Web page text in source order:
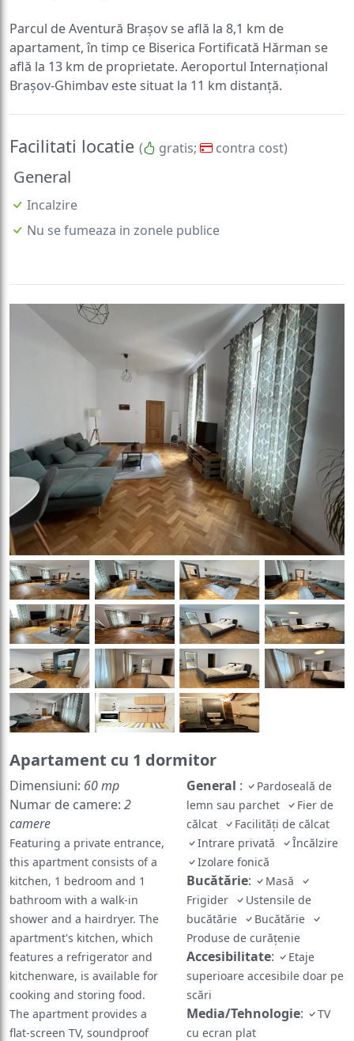
Parcul de Aventură Brașov se află la 8,1 km de
apartament, în timp ce Biserica Fortificată Hărman se
află la 13 km de proprietate. Aeroportul Internațional
Brașov-Ghimbav este situat la 11 km distanță.
Facilitati locatie ( gratis; contra cost)
General
Incalzire
Nu se fumeaza in zonele publice
Apartament cu 1 dormitor
Dimensiuni: 60 mp
Numar de camere: 2
camere
Featuring a private entrance,
this apartment consists of a
kitchen, 1 bedroom and 1
bathroom with a walk-in
shower and a hairdryer. The
apartment's kitchen, which
features a refrigerator and
kitchenware, is available for
cooking and storing food.
The apartment provides a
flat-screen TV, soundproof
General :
Pardoseală de
lemn sau parchet
Fier de
călcat
Facilităţi de călcat
Intrare privată
Încălzire
Izolare fonică
Bucătărie:
Masă
Frigider
Ustensile de
bucătărie
Bucătărie
Produse de curățenie
Accesibilitate:
Etaje
superioare accesibile doar pe
scări
Media/Tehnologie:
TV
cu ecran plat